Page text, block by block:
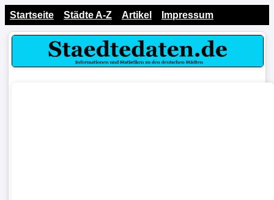
Startseite Städte A-Z Artikel Impressum